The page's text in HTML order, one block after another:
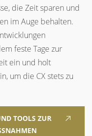
die Zeit sparen und
im Auge behalten.
feste Tage zur
ein und holt
um die CX stets zu
TOOLS ZUR